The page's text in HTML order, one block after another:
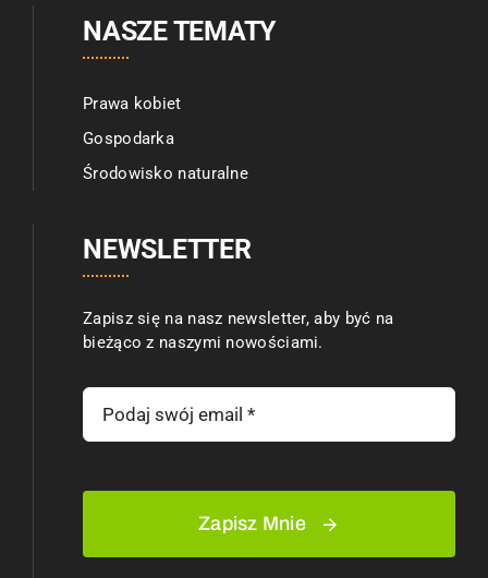
NASZE TEMATY
Prawa kobiet
Gospodarka
Środowisko naturalne
NEWSLETTER
Zapisz się na nasz newsletter, aby być na
bieżąco z naszymi nowościami.
Zapisz Mnie